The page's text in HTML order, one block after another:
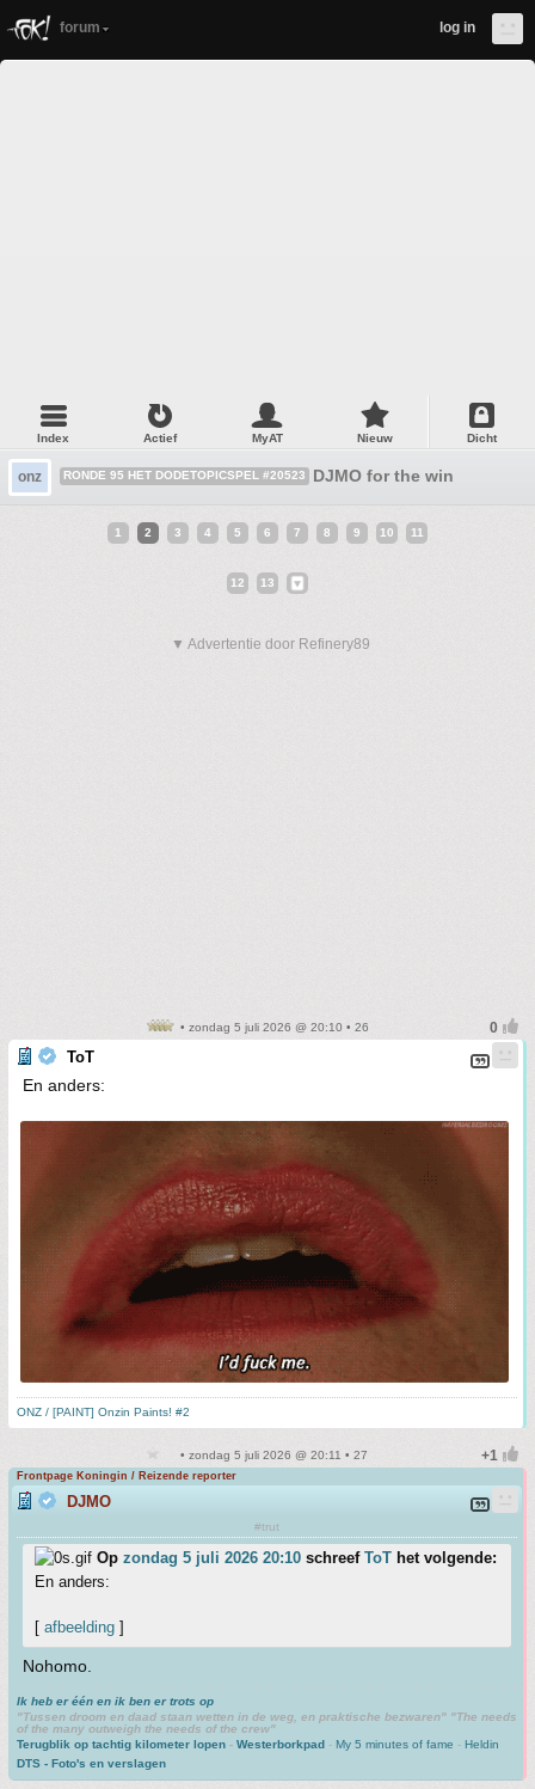
forum log in
Index Actief MyAT Nieuw Dicht
onz RONDE 95 HET DODETOPICSPEL #20523 DJMO for the win
1 2 3 4 5 6 7 8 9 10 11
12 13
▼ Advertentie door Refinery89
• zondag 5 juli 2026 @ 20:10 • 26
ToT
En anders:
ONZ / [PAINT] Onzin Paints! #2
• zondag 5 juli 2026 @ 20:11 • 27
Frontpage Koningin / Reizende reporter
DJMO
#trut
Op zondag 5 juli 2026 20:10 schreef ToT het volgende:
En anders:
[ afbeelding ]
Nohomo.
Ik heb er één en ik ben er trots op
"Tussen droom en daad staan wetten in de weg, en praktische bezwaren" "The needs
of the many outweigh the needs of the crew"
Terugblik op tachtig kilometer lopen - Westerborkpad - My 5 minutes of fame - Heldin
DTS - Foto's en verslagen